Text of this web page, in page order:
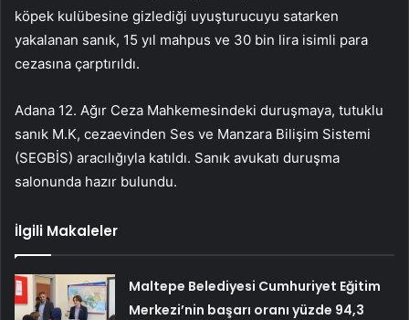
köpek kulübesine gizlediği uyuşturucuyu satarken
yakalanan sanık, 15 yıl mahpus ve 30 bin lira isimli para
cezasına çarptırıldı.
Adana 12. Ağır Ceza Mahkemesindeki duruşmaya, tutuklu
sanık M.K, cezaevinden Ses ve Manzara Bilişim Sistemi
(SEGBİS) aracılığıyla katıldı. Sanık avukatı duruşma
salonunda hazır bulundu.
İlgili Makaleler
Maltepe Belediyesi Cumhuriyet Eğitim
Merkezi’nin başarı oranı yüzde 94,3